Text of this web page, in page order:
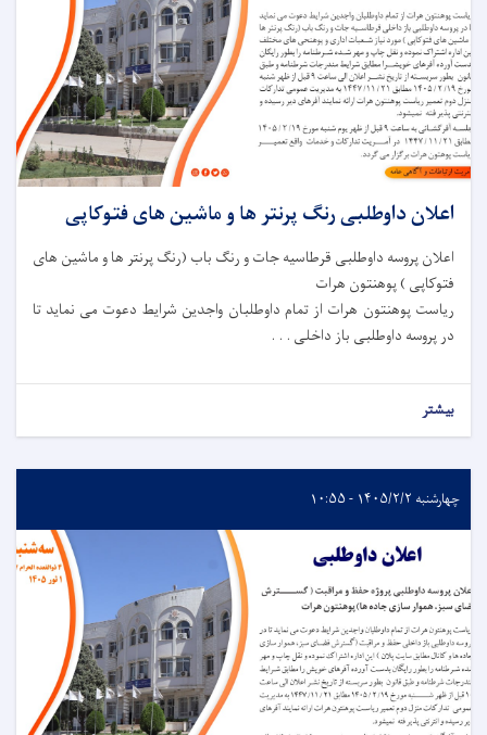
اعلان داوطلبی رنگ پرنتر ها و ماشین های فتوکاپی
اعلان پروسه داوطلبی قرطاسیه جات و رنگ باب (رنگ پرنتر ها و ماشین های
فتوکاپی ) پوهنتون هرات
ریاست پوهنتون هرات از تمام داوطلبان واجدین شرایط دعوت می نماید تا
در پروسه داوطلبی باز داخلی . . .
بیشتر
چهارشنبه ۱۴۰۵/۲/۲ - ۱۰:۵۵